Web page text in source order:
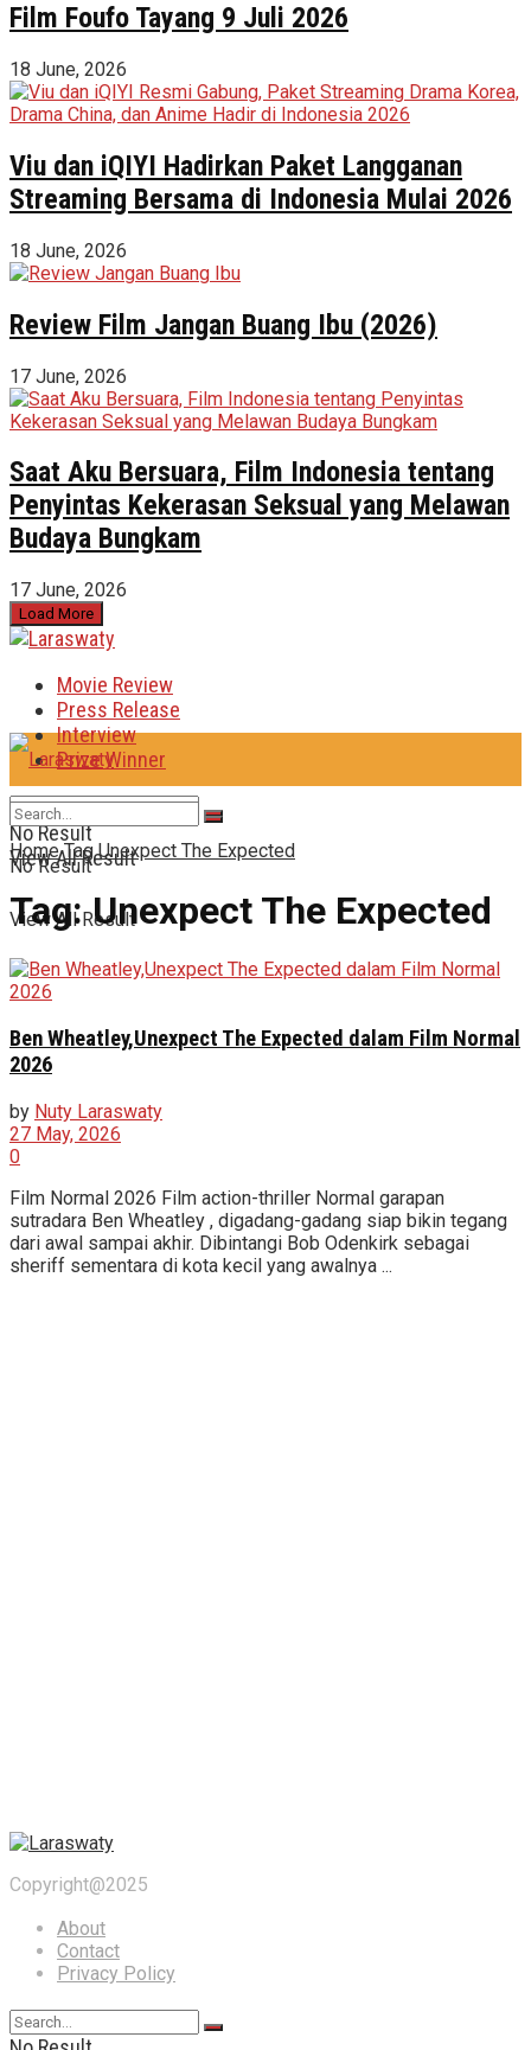
Film Foufo Tayang 9 Juli 2026
18 June, 2026
Viu dan iQIYI Hadirkan Paket Langganan
Streaming Bersama di Indonesia Mulai 2026
18 June, 2026
Review Film Jangan Buang Ibu (2026)
17 June, 2026
Saat Aku Bersuara, Film Indonesia tentang
Penyintas Kekerasan Seksual yang Melawan
Budaya Bungkam
17 June, 2026
Load More
Movie Review
Press Release
Interview
Prize Winner
No Result
View All Result
No Result
View All Result
Home Tag Unexpect The Expected
Tag:Unexpect The Expected
Ben Wheatley,Unexpect The Expected dalam Film Normal
2026
by Nuty Laraswaty
27 May, 2026
0
Film Normal 2026 Film action-thriller Normal garapan
sutradara Ben Wheatley , digadang-gadang siap bikin tegang
dari awal sampai akhir. Dibintangi Bob Odenkirk sebagai
sheriff sementara di kota kecil yang awalnya ...
Copyright@2025
About
Contact
Privacy Policy